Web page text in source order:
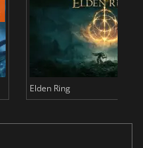
Elden Ring